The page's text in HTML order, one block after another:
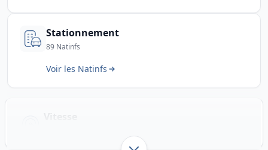
Stationnement
89 Natinfs
Voir les Natinfs